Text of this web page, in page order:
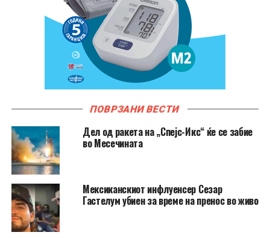
ПОВРЗАНИ ВЕСТИ
Дел од ракета на „Спејс-Икс“ ќе се забие
во Месечината
Мексиканскиот инфлуенсер Сезар
Гастелум убиен за време на пренос во живо